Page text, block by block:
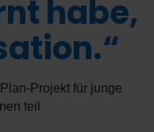
habe,
Projekt für junge
teil